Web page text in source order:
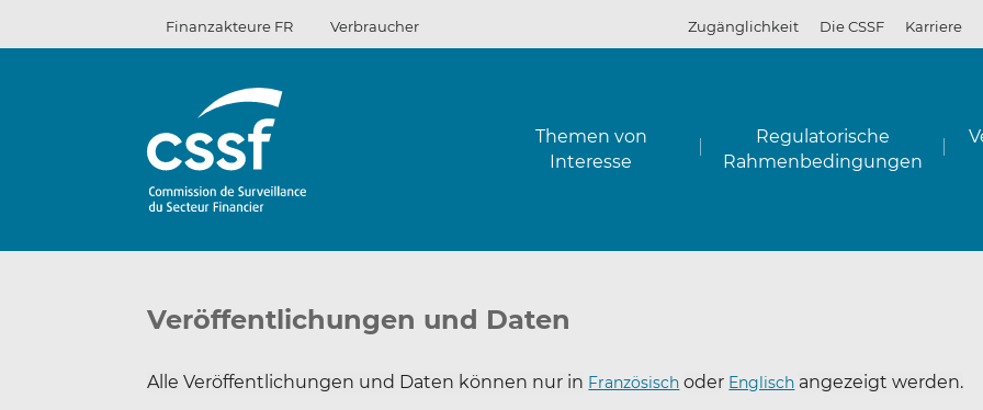
Finanzakteure FR Verbraucher Zugänglichkeit Die CSSF Karriere
Themen von
Interesse
Regulatorische
Rahmenbedingungen
Veröffentlichungen und Daten
Alle Veröffentlichungen und Daten können nur in Französisch oder Englisch angezeigt werden.